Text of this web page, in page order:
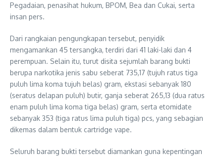
Pegadaian, penasihat hukum, BPOM, Bea dan Cukai, serta
insan pers.
Dari rangkaian pengungkapan tersebut, penyidik
mengamankan 45 tersangka, terdiri dari 41 laki-laki dan 4
perempuan. Selain itu, turut disita sejumlah barang bukti
berupa narkotika jenis sabu seberat 735,17 (tujuh ratus tiga
puluh lima koma tujuh belas) gram, ekstasi sebanyak 180
(seratus delapan puluh) butir, ganja seberat 265,13 (dua ratus
enam puluh lima koma tiga belas) gram, serta etomidate
sebanyak 353 (tiga ratus lima puluh tiga) pcs, yang sebagian
dikemas dalam bentuk cartridge vape.
Seluruh barang bukti tersebut diamankan guna kepentingan